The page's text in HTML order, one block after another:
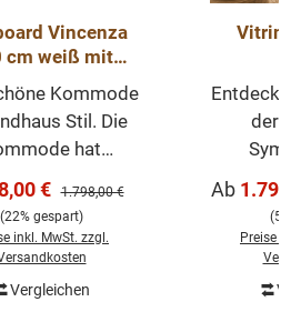
Vincenza
mit
Kommode
Stil. Die
hat
ist
nutzbar,
weiß mit
Eichenplatte.
€ Regulärer Preis:
1.798,00 €
(22% gespart)
inkl. MwSt. zzgl.
Vergleichen
den Warenkorb
&
der
Ab
(5%
Preise